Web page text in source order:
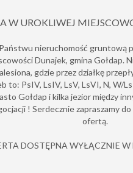
W UROKLIWEJ
nieruchomość gruntową
Dunajek, gmina Gołdap.
gdzie przez działkę
to: PsIV, LsIV, LsV, LsVI, N, W/
Gołdap i kilka jezior między
! Serdecznie zapraszamy
ofertą.
DOSTĘPNA WYŁĄCZNIE W